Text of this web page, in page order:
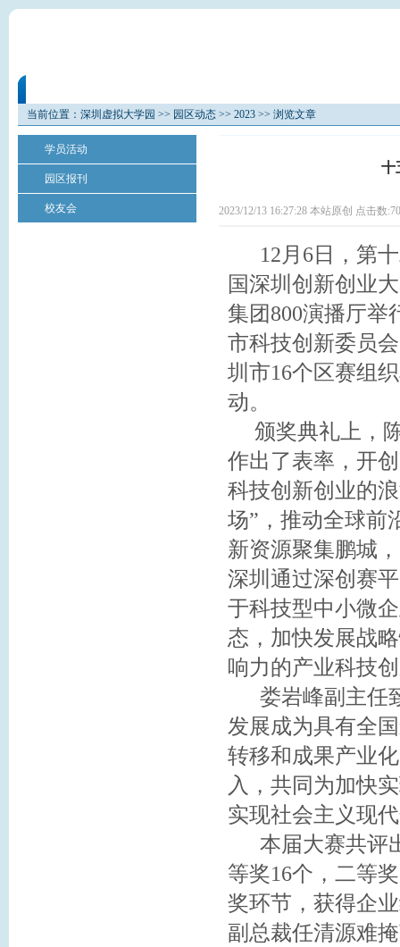
当前位置： 深圳虚拟大学园 >> 园区动态 >> 2023 >> 浏览文章
学员活动
园区报刊
校友会
十
2023/12/13 16:27:28 本站原创 点击数:
12月6日，第十
国深圳创新创业
集团800演播厅举
市科技创新委员
圳市16个区赛组
动。
颁奖典礼上，
作出了表率，开
科技创新创业的
场”，推动全球前
新资源聚集鹏城
深圳通过深创赛
于科技型中小微
态，加快发展战
响力的产业科技
娄岩峰副主任
发展成为具有全
转移和成果产业
入，共同为加快
实现社会主义现
本届大赛共评
等奖16个，二等
奖环节，获得企
副总裁任清源难